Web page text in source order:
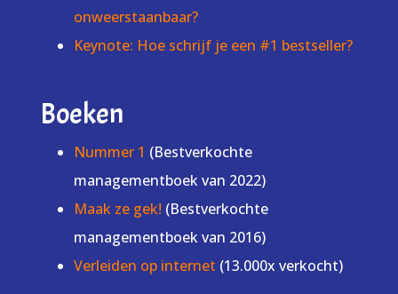
onweerstaanbaar?
Keynote: Hoe schrijf je een #1 bestseller?
Boeken
Nummer 1 (Bestverkochte
managementboek van 2022)
Maak ze gek! (Bestverkochte
managementboek van 2016)
Verleiden op internet (13.000x verkocht)